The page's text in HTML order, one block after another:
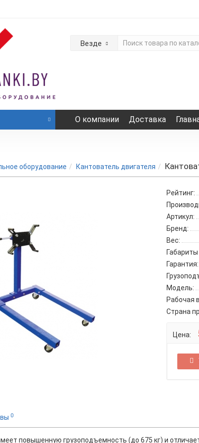
Везде
О компании Доставка
оборудование Кантователь двигателя
Рейтинг:
Артикул:
Бренд:
Вес:
Гарантия:
Модель:
Рабочая
Страна
Цена:
0
повышенную грузоподъемность (до 675 кг) и